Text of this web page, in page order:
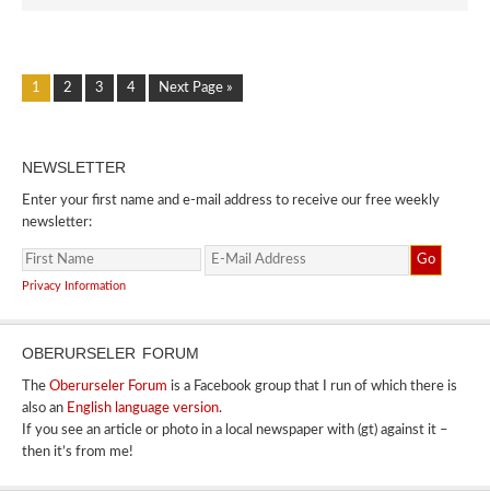
1 2 3 4 Next Page »
NEWSLETTER
Enter your first name and e-mail address to receive our free weekly
newsletter:
Privacy Information
OBERURSELER FORUM
The Oberurseler Forum is a Facebook group that I run of which there is
also an English language version.
If you see an article or photo in a local newspaper with (gt) against it –
then it’s from me!